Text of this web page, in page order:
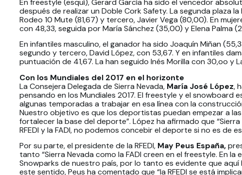
En freestyle (esquí), Gerard García ha sido el vencedor
después de realizar un Doble Cork Safety. La segunda plaza
Rodeo 10 Mute (81,67) y tercero, Javier Vega (80,00). En
con 48,33, seguida por María Sánchez (35,00) y Elena Palma
En infantiles masculino, el ganador ha sido Joaquín Miñan
segundo y tercero, David López, con 53,67. Y en infantiles
puntuación de 41,67. La han seguido Inés Morilla con 30,oo y
Con los Mundiales del 2017 en el horizonte
La Consejera Delegada de Sierra Nevada, María José López,
pensando en los Mundiales 2017. El freestyle y el snowboard
algunas temporadas a trabajar en esa línea con la
Nuestro objetivo es que los deportistas puedan empezar a
fortalecer la base del deporte”. López ha afirmado que
RFEDI y la FADI, no podemos concebir el deporte si no es de
Por su parte, el presidente de la RFEDI, May Peus España,
tanto “Sierra Nevada como la FADI creen en el freestyle. En
Snowparks de nuestro país, por lo tanto es evidente que aquí
este sentido, Peus ha comentado que “la RFEDI se está